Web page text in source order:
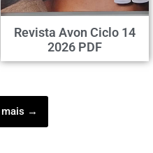
Revista Avon Ciclo 14
2026 PDF
mais →